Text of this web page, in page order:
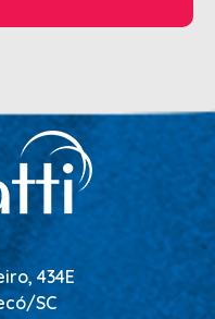
434E
SC